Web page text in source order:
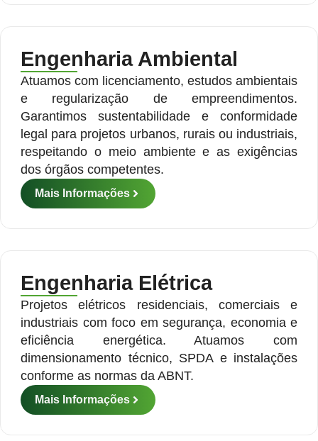
Engenharia Ambiental
Atuamos com licenciamento, estudos ambientais
e regularização de empreendimentos.
Garantimos sustentabilidade e conformidade
legal para projetos urbanos, rurais ou industriais,
respeitando o meio ambiente e as exigências
dos órgãos competentes.
Mais Informações
Engenharia Elétrica
Projetos elétricos residenciais, comerciais e
industriais com foco em segurança, economia e
eficiência energética. Atuamos com
dimensionamento técnico, SPDA e instalações
conforme as normas da ABNT.
Mais Informações